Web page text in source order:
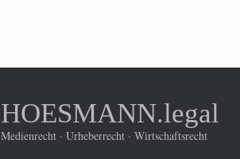
HOESMANN.legal
Medienrecht · Urheberrecht · Wirtschaftsrecht